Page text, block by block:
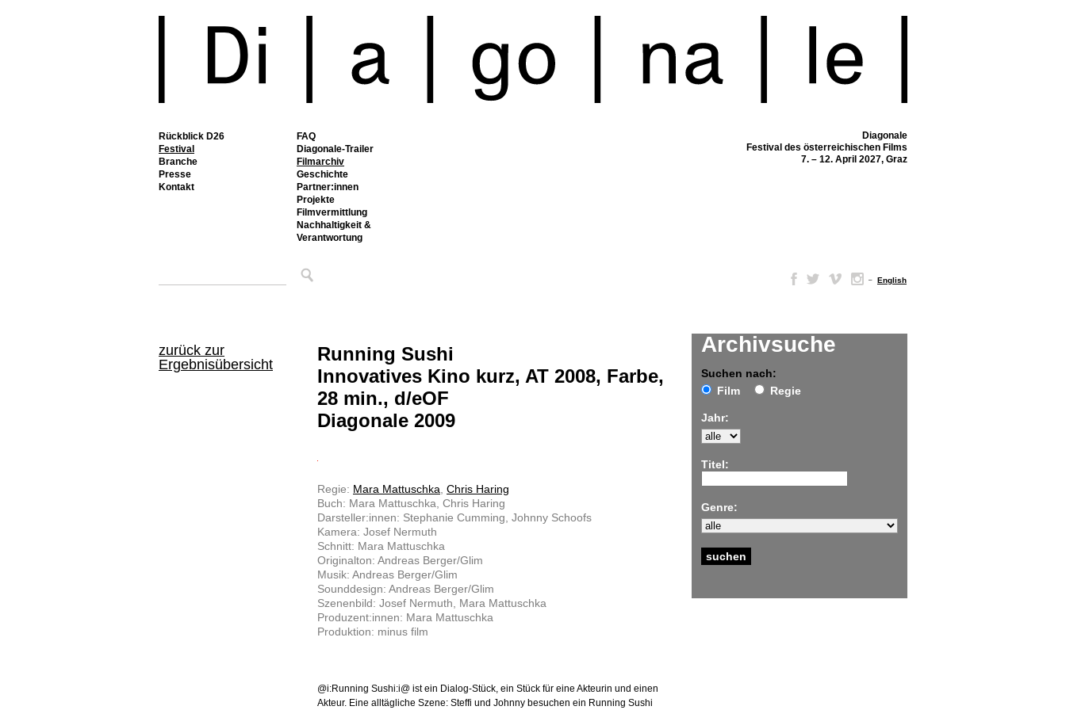
Rückblick D26
Festival
FAQ
Diagonale-Trailer
Filmarchiv
Geschichte
Partner:innen
Projekte
Filmvermittlung
Nachhaltigkeit &
Verantwortung
Branche
Presse
Kontakt
Diagonale
Festival des österreichischen Films
7. – 12. April 2027, Graz
– English
zurück zur
Ergebnisübersicht
Archivsuche
Suchen nach:
Film
Regie
Jahr:
Titel:
Genre:
Running Sushi
Innovatives Kino kurz, AT 2008, Farbe,
28 min., d/eOF
Diagonale 2009
Regie: Mara Mattuschka Chris Haring
Buch: Mara Mattuschka, Chris Haring
Darsteller:innen: Stephanie Cumming, Johnny Schoofs
Kamera: Josef Nermuth
Schnitt: Mara Mattuschka
Originalton: Andreas Berger/Glim
Musik: Andreas Berger/Glim
Sounddesign: Andreas Berger/Glim
Szenenbild: Josef Nermuth, Mara Mattuschka
Produzent:innen: Mara Mattuschka
Produktion: minus film
@i:Running Sushi:i@ ist ein Dialog-Stück, ein Stück für eine Akteurin und einen
Akteur. Eine alltägliche Szene: Steffi und Johnny besuchen ein Running Sushi